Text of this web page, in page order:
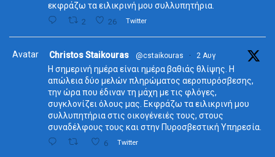
εκφράζω τα ειλικρινή μου συλλυπητήρια.
2 26 Twitter
Avatar Christos Staikouras @cstaikouras · 2 Αυγ
Η σημερινή ημέρα είναι ημέρα βαθιάς θλίψης. Η
απώλεια δύο μελών πληρώματος αεροπυρόσβεσης,
την ώρα που έδιναν τη μάχη με τις φλόγες,
συγκλονίζει όλους μας. Εκφράζω τα ειλικρινή μου
συλλυπητήρια στις οικογένειές τους, στους
συναδέλφους τους και στην Πυροσβεστική Υπηρεσία.
6 Twitter